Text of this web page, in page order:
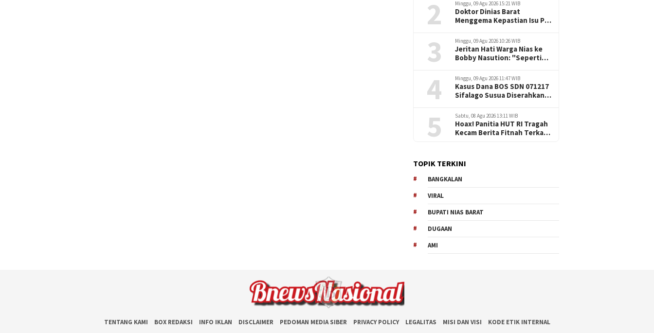
2 Minggu, 09 Agu 2026 15:21 WIB
Doktor Dinias Barat
Menggema Kepastian Isu Pj
DPRD Diam, Hak
Konstitusional Terancam
3 Minggu, 09 Agu 2026 10:26 WIB
Jeritan Hati Warga Nias ke
Bobby Nasution: "Seperti
Lalang Ditiup Angin",
4 Minggu, 09 Agu 2026 11:47 WIB
Kasus Dana BOS SDN 071217
Sifalago Susua Diserahkan
Lembaga Garuda Sakti
Desak Kejaksaan Nias
Selatan
5 Sabtu, 08 Agu 2026 13:11 WIB
Hoax! Panitia HUT RI Tragah
Kecam Berita Fitnah Terkait
TOPIK TERKINI
BANGKALAN
VIRAL
BUPATI NIAS BARAT
DUGAAN
AMI
TENTANG KAMI BOX REDAKSI INFO IKLAN DISCLAIMER PEDOMAN MEDIA SIBER PRIVACY POLICY LEGALITAS MISI DAN VISI
KODE ETIK INTERNAL